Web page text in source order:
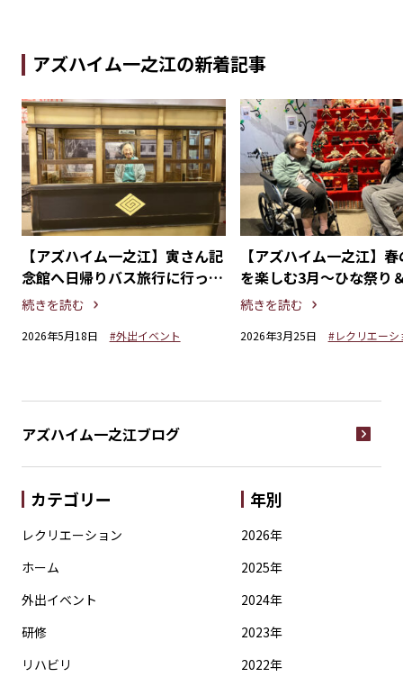
アズハイム一之江の新着記事
【アズハイム一之江】寅さん記
念館へ日帰りバス旅行に行って
きました！
続きを読む
2026年5月18日 #外出イベント
【アズハイム一之江】
を楽しむ3月～ひな祭り
イトデーレクリエーショ
続きを読む
2026年3月25日 #レクリエーシ
アズハイム一之江ブログ
カテゴリー
レクリエーション
ホーム
外出イベント
研修
リハビリ
年別
2026年
2025年
2024年
2023年
2022年